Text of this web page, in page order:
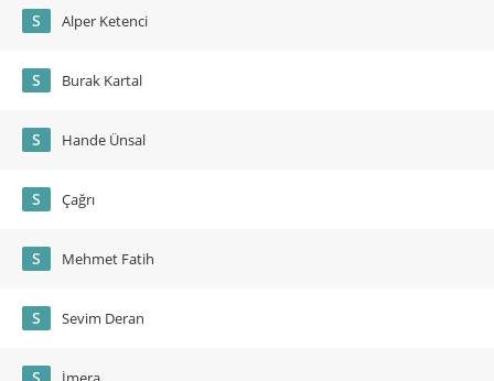
S Alper Ketenci
S Burak Kartal
S Hande Ünsal
S Çağrı
S Mehmet Fatih
S Sevim Deran